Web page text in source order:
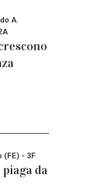
A.
(FE) - 3F
da